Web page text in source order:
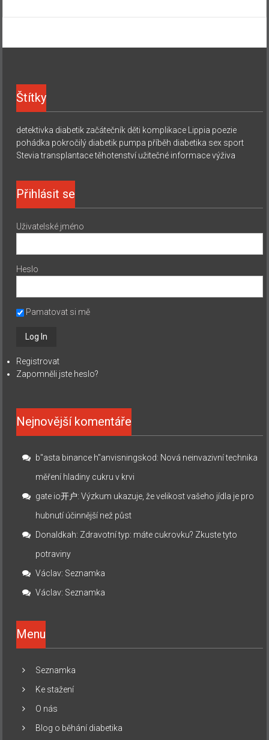
Štítky
detektivka diabetik začátečník děti komplikace Lippia poezie
pohádka pokročilý diabetik pumpa příběh diabetika sex sport
Stevia transplantace těhotenství užitečné informace výživa
Přihlásit se
Uživatelské jméno
Heslo
Pamatovat si mě
Registrovat
Zapomněli jste heslo?
Nejnovější komentáře
b"asta binance h"anvisningskod: Nová neinvazivní technika
měření hladiny cukru v krvi
gate io开户:Výzkum ukazuje, že velikost vašeho jídla je pro
hubnutí účinnější než půst
Donaldkah: Zdravotní typ: máte cukrovku? Zkuste tyto
potraviny
Václav: Seznamka
Václav: Seznamka
Menu
Seznamka
Ke stažení
O nás
Blog o běhání diabetika